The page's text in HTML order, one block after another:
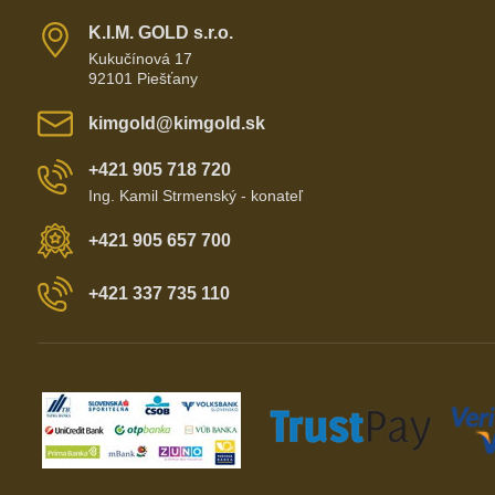
K​​.I​​.M​​. GOLD s​​.r​​.o​​.
Kukučínová 17
92101 Piešťany
kimgold​@kimgold​.sk
+421 905 718 720
Ing. Kamil Strmenský - konateľ
+421 905 657 700
+421 337 735 110